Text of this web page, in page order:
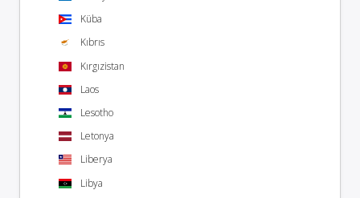
Küba
Kıbrıs
Kırgızistan
Laos
Lesotho
Letonya
Liberya
Libya